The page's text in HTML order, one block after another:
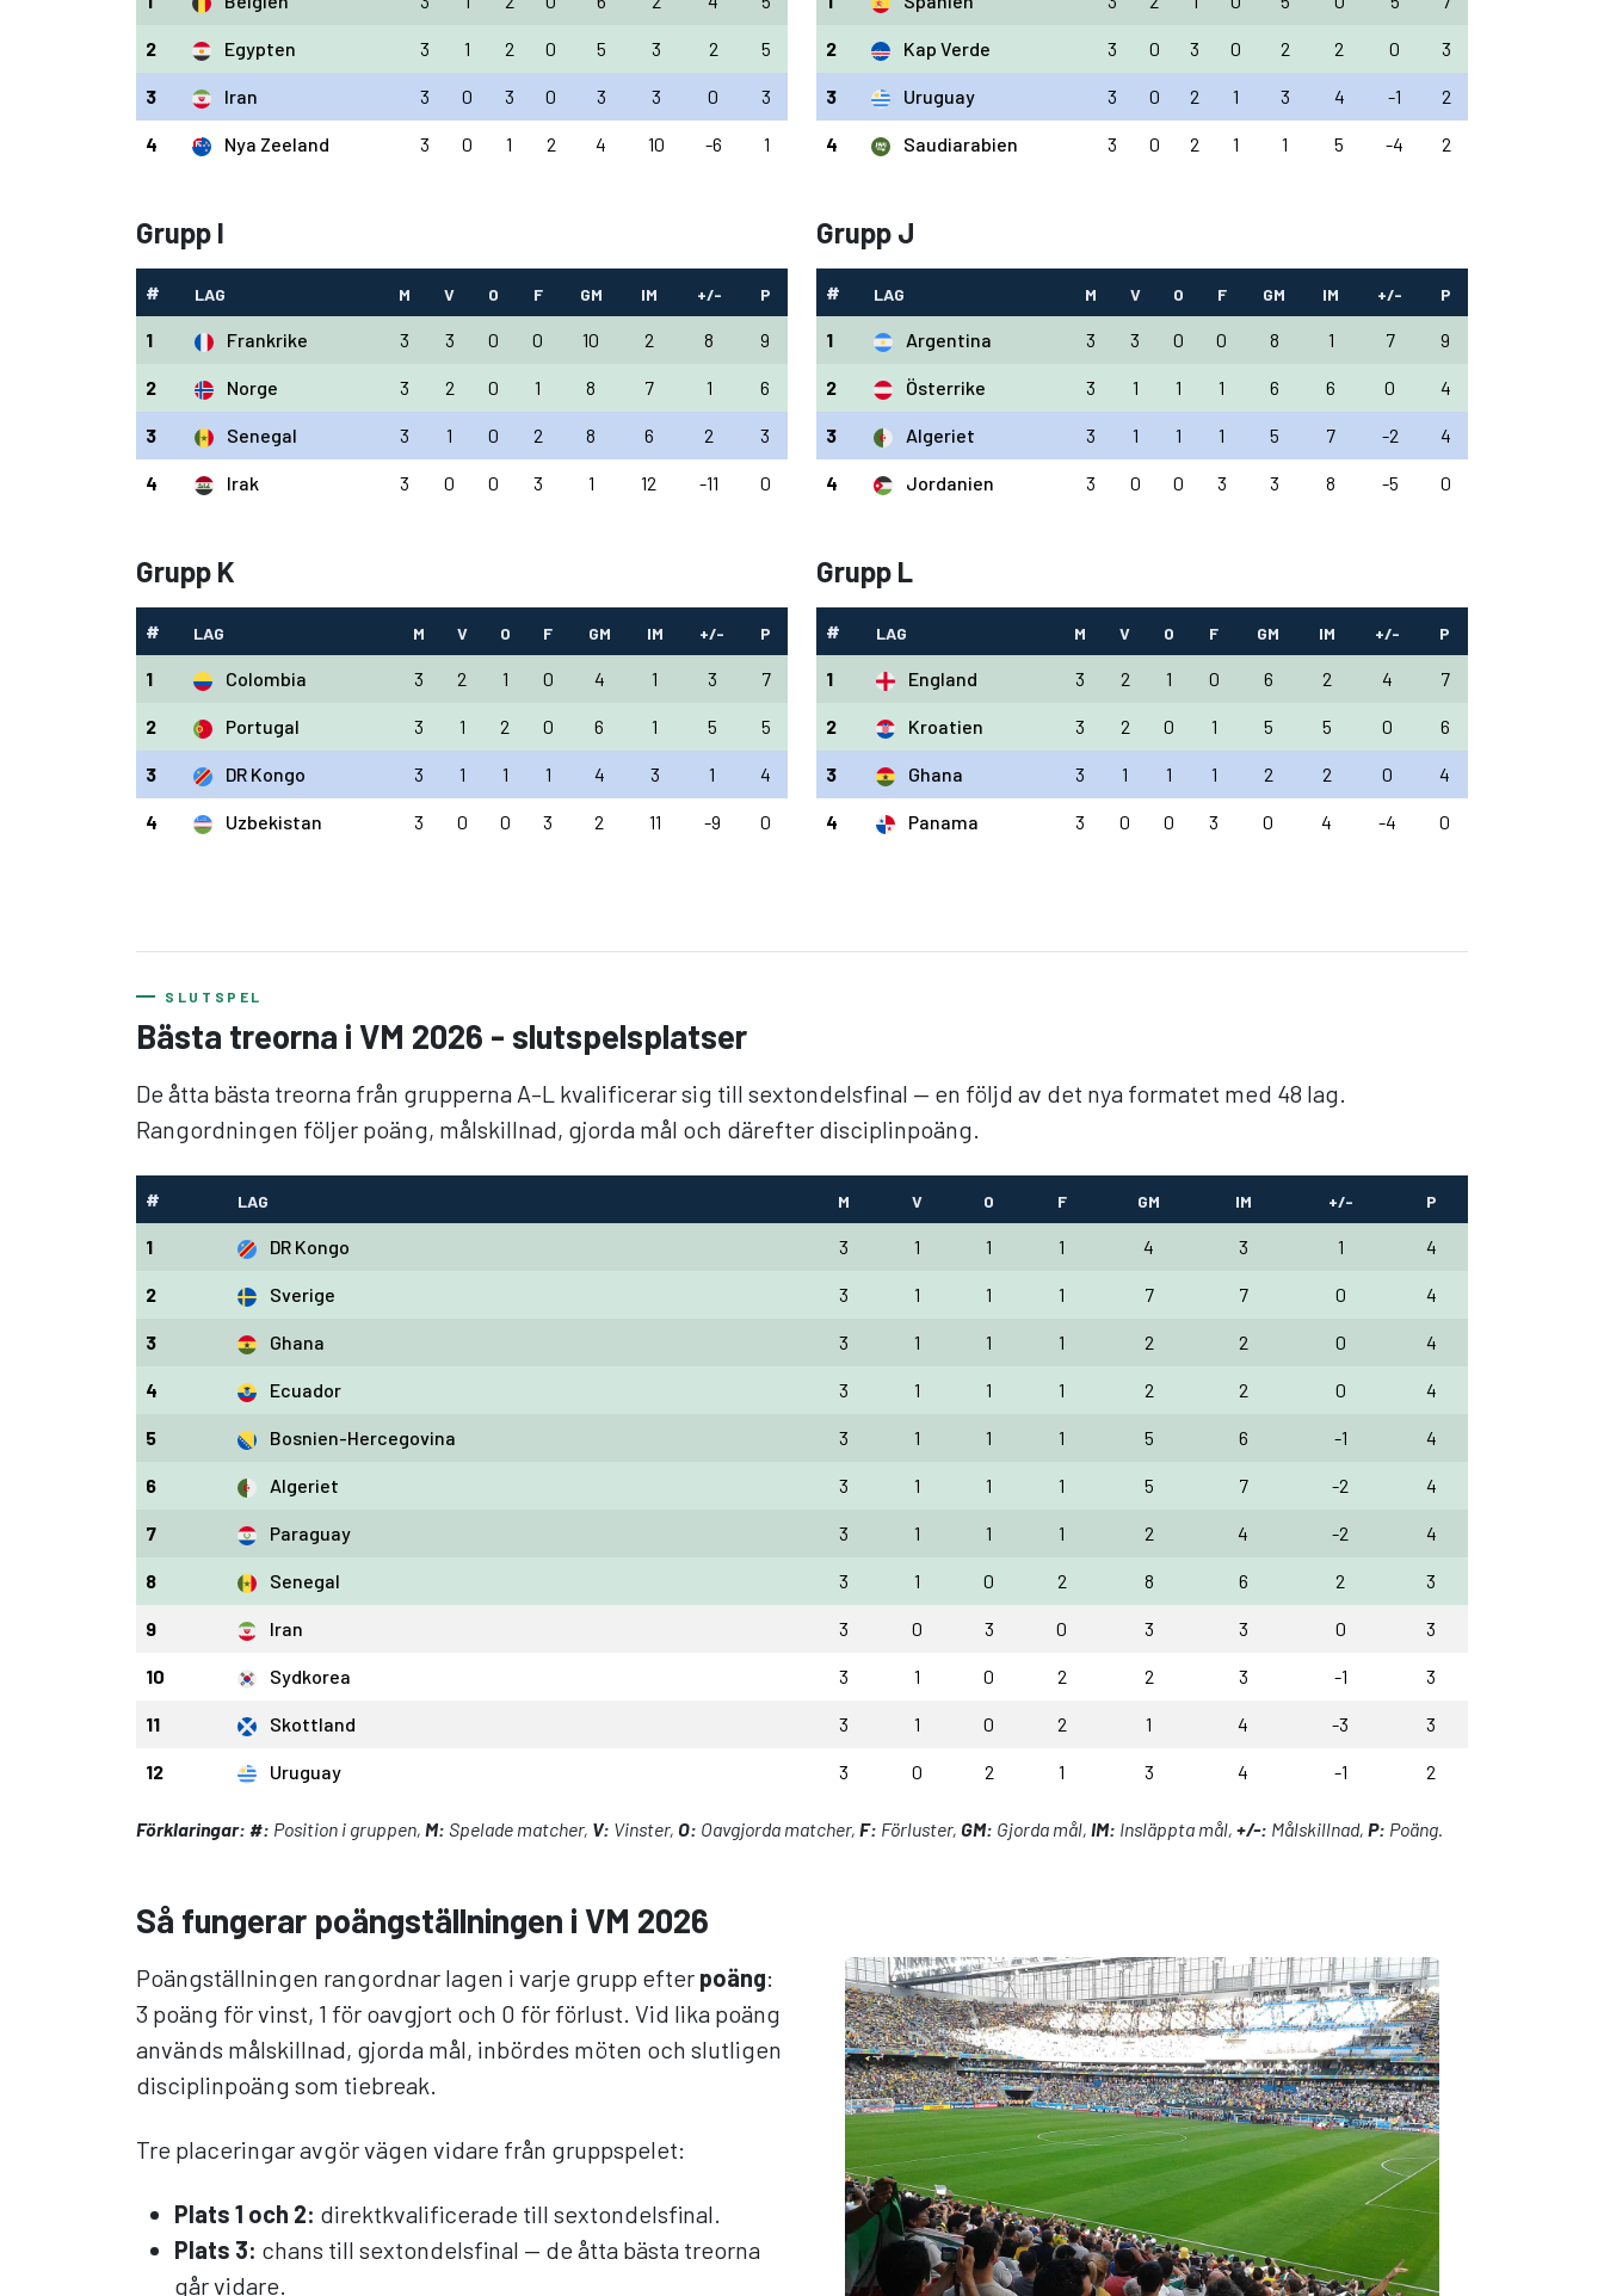
2 Egypten 3 1 2 0 5 3 2 5
3 Iran 3 0 3 0 3 3 0 3
4 Nya Zeeland 3 0 1 2 4 10 -6 1
2 Kap Verde 3 0 3 0 2 2 0 3
3 Uruguay 3 0 2 1 3 4 -1 2
4 Saudiarabien 3 0 2 1 1 5 -4 2
Grupp I
# LAG M V O F GM IM +/- P
1 Frankrike 3 3 0 0 10 2 8 9
2 Norge 3 2 0 1 8 7 1 6
3 Senegal 3 1 0 2 8 6 2 3
4 Irak 3 0 0 3 1 12 -11 0
Grupp J
# LAG M V O F GM IM +/- P
1 Argentina 3 3 0 0 8 1 7 9
2 Österrike 3 1 1 1 6 6 0 4
3 Algeriet 3 1 1 1 5 7 -2 4
4 Jordanien 3 0 0 3 3 8 -5 0
Grupp K
# LAG M V O F GM IM +/- P
1 Colombia 3 2 1 0 4 1 3 7
2 Portugal 3 1 2 0 6 1 5 5
3 DR Kongo 3 1 1 1 4 3 1 4
4 Uzbekistan 3 0 0 3 2 11 -9 0
Grupp L
# LAG M V O F GM IM +/- P
1 England 3 2 1 0 6 2 4 7
2 Kroatien 3 2 0 1 5 5 0 6
3 Ghana 3 1 1 1 2 2 0 4
4 Panama 3 0 0 3 0 4 -4 0
SLUTSPEL
Bästa treorna i VM 2026 - slutspelsplatser
De åtta bästa treorna från grupperna A–L kvalificerar sig till sextondelsfinal — en följd av det nya formatet med 48 lag.
Rangordningen följer poäng, målskillnad, gjorda mål och därefter disciplinpoäng.
# LAG M V O F GM IM +/- P
1 DR Kongo 3 1 1 1 4 3 1 4
2 Sverige 3 1 1 1 7 7 0 4
3 Ghana 3 1 1 1 2 2 0 4
4 Ecuador 3 1 1 1 2 2 0 4
5 Bosnien-Hercegovina 3 1 1 1 5 6 -1 4
6 Algeriet 3 1 1 1 5 7 -2 4
7 Paraguay 3 1 1 1 2 4 -2 4
8 Senegal 3 1 0 2 8 6 2 3
9 Iran 3 0 3 0 3 3 0 3
10 Sydkorea 3 1 0 2 2 3 -1 3
11 Skottland 3 1 0 2 1 4 -3 3
12 Uruguay 3 0 2 1 3 4 -1 2
Förklaringar: #: Position i gruppen, M: Spelade matcher, V: Vinster, O: Oavgjorda matcher, F: Förluster, GM: Gjorda mål, IM: Insläppta mål, +/-: Målskillnad, P: Poäng.
Så fungerar poängställningen i VM 2026
Poängställningen rangordnar lagen i varje grupp efter poäng:
3 poäng för vinst, 1 för oavgjort och 0 för förlust. Vid lika poäng
används målskillnad, gjorda mål, inbördes möten och slutligen
disciplinpoäng som tiebreak.
Tre placeringar avgör vägen vidare från gruppspelet:
Plats 1 och 2: direktkvalificerade till sextondelsfinal.
Plats 3: chans till sextondelsfinal — de åtta bästa treorna
går vidare.